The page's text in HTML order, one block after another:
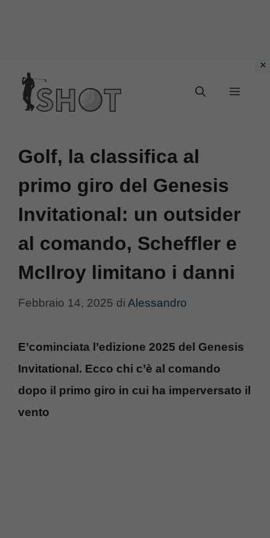
contenuto
Menu
Golf, la classifica al
primo giro del Genesis
Invitational: un outsider
al comando, Scheffler e
McIlroy limitano i danni
Febbraio 14, 2025 di Alessandro
E’cominciata l’edizione 2025 del Genesis
Invitational. Ecco chi c’è al comando
dopo il primo giro in cui ha imperversato il
vento